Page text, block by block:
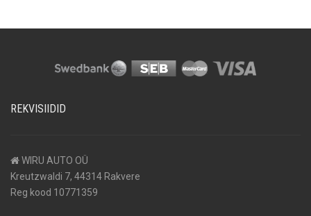
REKVISIIDID
WIRU AUTO OÜ
Kreutzwaldi 7, 44314 Rakvere
Reg kood 10771359